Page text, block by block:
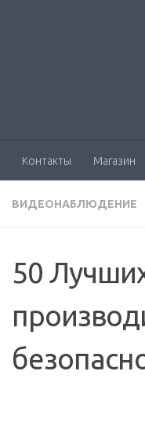
Контакты Магазин
ВИДЕОНАБЛЮДЕНИЕ
50